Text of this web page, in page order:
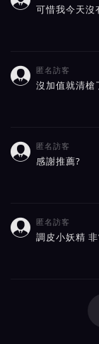
可惜我今天沒
 匿名訪客
沒加值就清槍
 匿名訪客
感謝推薦?
 匿名訪客
調皮小妖精